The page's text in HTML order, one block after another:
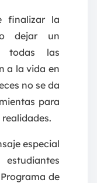
finalizar la
dejar un
todas las
a la vida en
no se da
para
especial
de